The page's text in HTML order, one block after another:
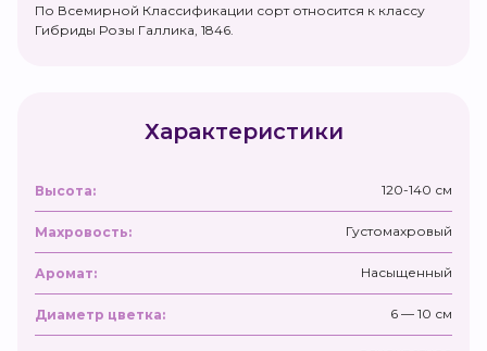
По Всемирной Классификации сорт относится к классу
Гибриды Розы Галлика, 1846.
Характеристики
Высота: 120-140 см
Махровость: Густомахровый
Аромат: Насыщенный
Диаметр цветка: 6 — 10 см